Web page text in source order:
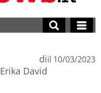
di
Erika David
il 10/03/2023